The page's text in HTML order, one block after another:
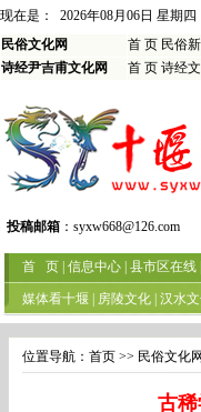
现在是：
2026年08月06日 星期四
民俗文化网
首 页 民俗
诗经尹吉甫文化网
首 页 诗经
投稿邮箱 ： syxw668@126.com
首 页 信息中心 县市区在线
媒体看十堰 房陵文化 汉水
位置导航： 首页 >> 民俗文化
古